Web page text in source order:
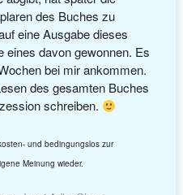
des Buches zu
eine Ausgabe dieses
eines davon gewonnen. Es
bei mir ankommen.
des gesamten Buches
schreiben.
und bedingungslos zur
Meinung wieder.